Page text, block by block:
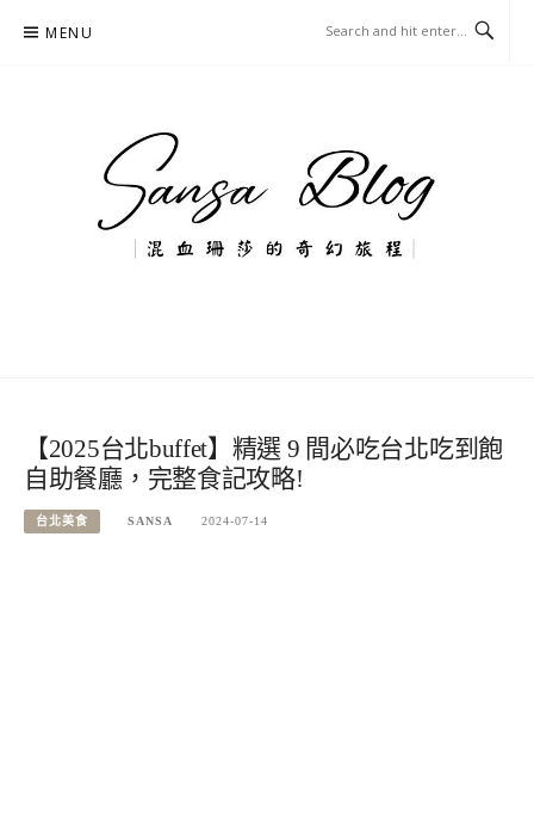
MENU
【2025台北buffet】精選 9 間必吃台北吃到飽
自助餐廳，完整食記攻略!
台北美食 SANSA 2024-07-14